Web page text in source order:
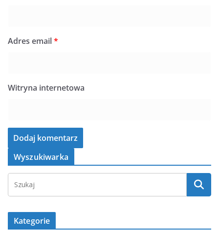
Adres email*
Witryna internetowa
Wyszukiwarka
Kategorie